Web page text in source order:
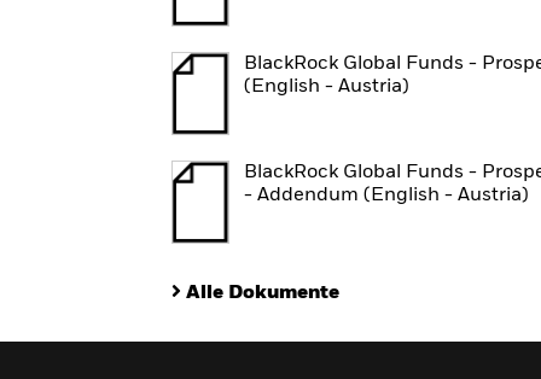
BlackRock Global Funds -
(English - Austria)
BlackRock Global Funds -
- Addendum (English - Austria)
Alle Dokumente